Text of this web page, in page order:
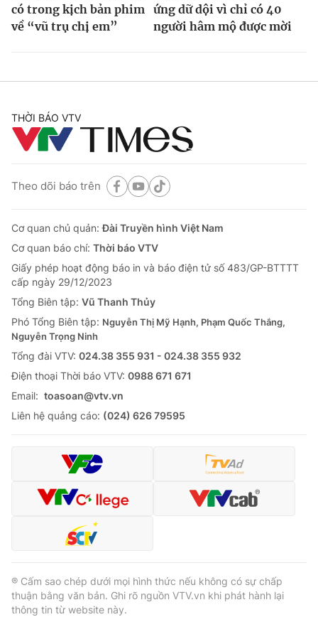
có trong kịch bản phim
về “vũ trụ chị em”
ứng dữ dội vì chỉ có 40
người hâm mộ được mời
THỜI BÁO VTV
Theo dõi báo trên
Cơ quan chủ quản:Đài Truyền hình Việt Nam
Cơ quan báo chí: Thời báo VTV
Giấy phép hoạt động báo in và báo điện tử số 483/GP-BTTTT
cấp ngày 29/12/2023
Tổng Biên tập: Vũ Thanh Thủy
Phó Tổng Biên tập: Nguyễn Thị Mỹ Hạnh, Phạm Quốc Thắng,
Nguyễn Trọng Ninh
Tổng đài VTV: 024.38 355 931 - 024.38 355 932
Ðiện thoại Thời báo VTV: 0988 671 671
Email: toasoan@vtv.vn
Liên hệ quảng cáo: (024) 626 79595
® Cấm sao chép dưới mọi hình thức nếu không có sự chấp
thuận bằng văn bản. Ghi rõ nguồn VTV.vn khi phát hành lại
thông tin từ website này.